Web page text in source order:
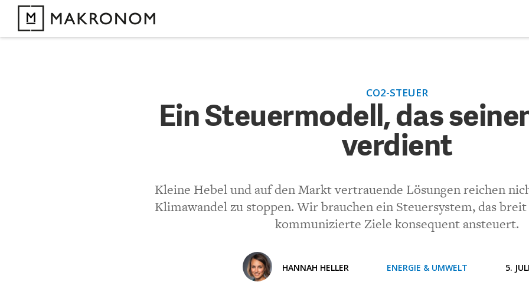
ARTIKEL
FEATURES
NEWSLETTER
ÜBER UNS
SUCHE
Unser kostenloser Newsletter informiert Sie über unsere
ECONOMISTS FOR FUTURE
DEUTSCHLAND ENERGIE &
CO2-STEUER
Ein Steuermodell, das
verdient
Kleine Hebel und auf den Markt vertrauende Lösungen reichen
Klimawandel zu stoppen. Wir brauchen ein Steuersystem, das
kommunizierte Ziele konsequent ansteuert.
HANNAH HELLER ENERGIE & UMWELT 5.
Ein Steuermodell, das seinen